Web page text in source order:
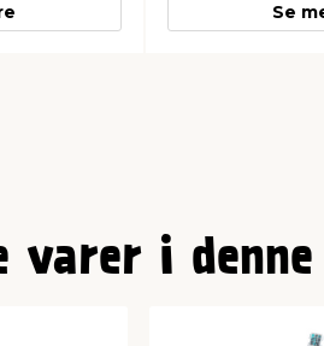
Se
varer i